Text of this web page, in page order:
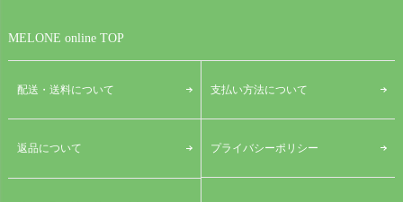
MELONE online TOP
配送・送料について 支払い方法について
返品について プライバシーポリシー